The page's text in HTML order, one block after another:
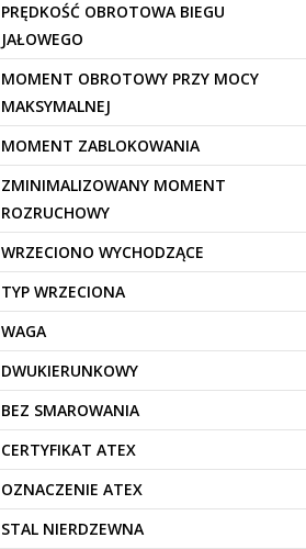
PRĘDKOŚĆ OBROTOWA BIEGU
JAŁOWEGO
MOMENT OBROTOWY PRZY MOCY
MAKSYMALNEJ
MOMENT ZABLOKOWANIA
ZMINIMALIZOWANY MOMENT
ROZRUCHOWY
WRZECIONO WYCHODZĄCE
TYP WRZECIONA
WAGA
DWUKIERUNKOWY
BEZ SMAROWANIA
CERTYFIKAT ATEX
OZNACZENIE ATEX
STAL NIERDZEWNA